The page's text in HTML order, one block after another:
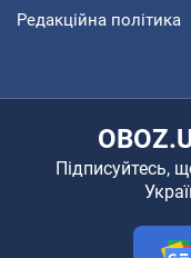
Редакційна політика
Підписуйтесь,